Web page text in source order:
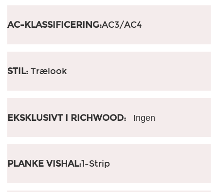
AC-KLASSIFICERING:AC3/AC4
STIL: Trælook
EKSKLUSIVT I RICHWOOD: Ingen
PLANKE VISHAL:1-Strip